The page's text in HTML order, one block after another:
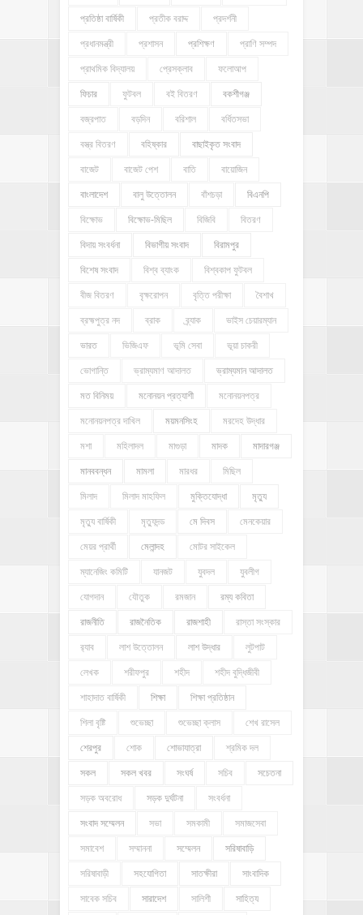
প্রতিষ্ঠা বার্ষিকী প্রতীক বরাদ্দ প্রদর্শনী
প্রধানমন্ত্রী প্রশাসন প্রশিক্ষণ প্রাণি সম্পদ
প্রাথমিক বিদ্যালয় প্রেসক্লাব ফলোআপ
ফিচার ফুটবল বই বিতরণ বকশীগঞ্জ
বজ্রপাত বড়দিন বরিশাল বর্ধিতসভা
বস্ত্র বিতরণ বহিষ্কার বাছাইকৃত সংবাদ
বাজেট বাজেট পেশ বাতি বায়োজিন
বাংলাদেশ বালু উত্তোলন বাঁশচড়া বিএনপি
বিক্ষোভ বিক্ষোভ-মিছিল বিজিবি বিতরণ
বিদায় সংবর্ধনা বিভাগীয় সংবাদ বিরামপুর
বিশেষ সংবাদ বিশ্ব ব্যাংক বিশ্বকাপ ফুটবল
বীজ বিতরণ বৃক্ষরোপন বৃত্তি পরীক্ষা বৈশাখ
ব্রহ্মপুত্র নদ ব্রাক ব্র্যাক ভাইস চেয়ারম্যান
ভারত ভিজিএফ ভূমি সেবা ভূয়া চাকরী
ভোগান্তি ভ্রাম্যমাণ আদালত ভ্রাম্যমান আদালত
মত বিনিময় মনোনয়ন প্রত্যাশী মনোনয়নপত্র
মনোনয়নপত্র দাখিল ময়মনসিংহ মরদেহ উদ্ধার
মশা মহিলাদল মাগুড়া মাদক মাদারগঞ্জ
মানববন্ধন মামলা মারধর মিছিল
মিলাদ মিলাদ মাহফিল মুক্তিযোদ্ধা মৃত্যু
মৃত্যু বার্ষিকী মৃত্যুদন্ড মে দিবস মেনকেয়ার
মেয়র প্রার্থী মেলান্দহ মোটর সাইকেল
ম্যানেজিং কমিটি যানজট যুবদল যুবলীগ
যোগদান যৌতুক রমজান রম্য কবিতা
রাজনীতি রাজনৈতিক রাজশাহী রাস্তা সংস্কার
র‍্যাব লাশ উত্তোলন লাশ উদ্ধার লুটপাট
লেখক শরীফপুর শহীদ শহীদ বুদ্ধিজীবী
শাহাদাত বার্ষিকী শিক্ষা শিক্ষা প্রতিষ্ঠান
শিলা বৃষ্টি শুভেচ্ছা শুভেচ্ছা ক্লাস শেখ রাসেল
শেরপুর শোক শোভাযাত্রা শ্রমিক দল
সকল সকল খবর সংঘর্ষ সচিব সচেতনা
সড়ক অবরোধ সড়ক দুর্ঘটনা সংবর্ধনা
সংবাদ সম্মেলন সভা সমকামী সমাজসেবা
সমাবেশ সম্মাননা সম্মেলন সরিষাবাড়ি
সরিষাবাড়ী সহযোগিতা সাতক্ষীরা সাংবাদিক
সাবেক সচিব সারাদেশ সালিশী সাহিত্য